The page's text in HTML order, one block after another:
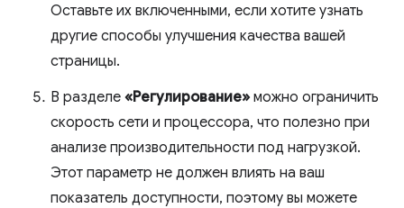
Оставьте их включенными, если хотите узнать
другие способы улучшения качества вашей
страницы.
В разделе «Регулирование» можно ограничить
скорость сети и процессора, что полезно при
анализе производительности под нагрузкой.
Этот параметр не должен влиять на ваш
показатель доступности, поэтому вы можете